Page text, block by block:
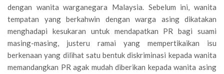
dengan wanita warganegara Malaysia. Sebelum ini, wanita
tempatan yang berkahwin dengan warga asing dikatakan
menghadapi kesukaran untuk mendapatkan PR bagi suami
masing-masing, justeru ramai yang mempertikaikan isu
berkenaan yang dilihat satu bentuk diskriminasi kepada wanita
memandangkan PR agak mudah diberikan kepada wanita asing